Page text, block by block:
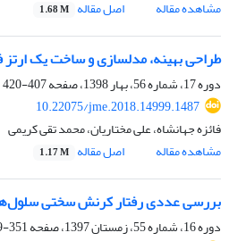
مشاهده مقاله
اصل مقاله 1.68 M
طراحی بهینه، مدلسازی و ساخت یک ارتز
دوره 17، شماره 56، بهار 1398، صفحه
407-420
10.22075/jme.2018.14999.1487
فائزه جهانشاه، علی مختاریان، محمد تقی کریمی
مشاهده مقاله
اصل مقاله 1.17 M
بررسی عددی رفتار کرنش سختی
دوره 16، شماره 55، زمستان 1397، صفحه
351-359